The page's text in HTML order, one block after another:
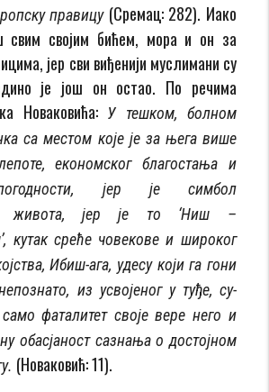
правицу(Сремац: 282). Иако
свим својим бићем, мора и он за
јер сви виђенији муслимани су
је још он остао. По речима
Новаковића: У тешком, болном
са местом које је за њега више
економског благостања и
јер је симбол
жи­вота, јер је то ‘Ниш –
кутак среће човекове и широког
Ибиш-ага, удесу који га гони
из усвојеног у туђе, су­
фаталитет своје вере него и
обасјаност са­зна­ња о достојном
(Новаковић: 11).